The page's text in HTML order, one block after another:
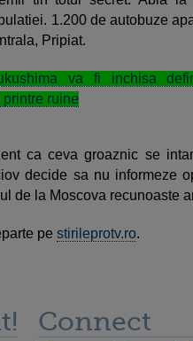
1.200 de autobuze
Pripiat.
va fi inchisa
ruine
ca ceva groaznic se
decide sa nu informeze
de la Moscova recunoaste
pe stirileprotv.ro.
Connect